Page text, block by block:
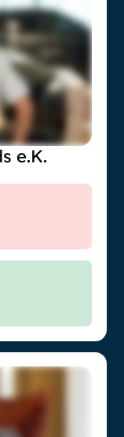
e.K.